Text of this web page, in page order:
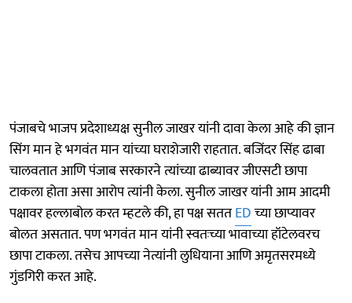
पंजाबचे भाजप प्रदेशाध्यक्ष सुनील जाखर यांनी दावा केला आहे की ज्ञान
सिंग मान हे भगवंत मान यांच्या घराशेजारी राहतात. बजिंदर सिंह ढाबा
चालवतात आणि पंजाब सरकारने त्यांच्या ढाब्यावर जीएसटी छापा
टाकला होता असा आरोप त्यांनी केला. सुनील जाखर यांनी आम आदमी
पक्षावर हल्लाबोल करत म्हटले की, हा पक्ष सततEDच्या छाप्यावर
बोलत असतात. पण भगवंत मान यांनी स्वतःच्या भावाच्या हॉटेलवरच
छापा टाकला. तसेच आपच्या नेत्यांनी लुधियाना आणि अमृतसरमध्ये
गुंडगिरी करत आहे.